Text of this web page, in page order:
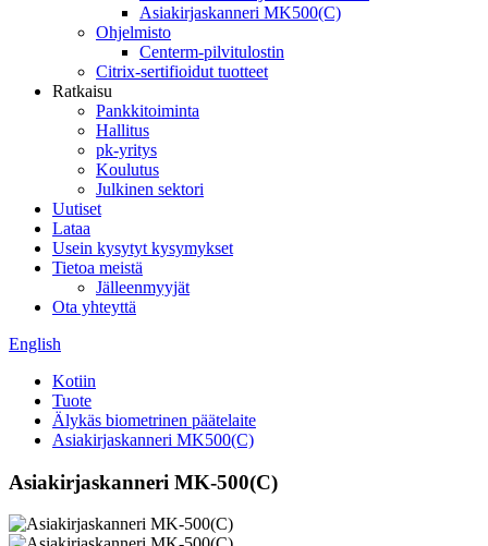
Asiakirjaskanneri MK500(C)
Ohjelmisto
Centerm-pilvitulostin
Citrix-sertifioidut tuotteet
Ratkaisu
Pankkitoiminta
Hallitus
pk-yritys
Koulutus
Julkinen sektori
Uutiset
Lataa
Usein kysytyt kysymykset
Tietoa meistä
Jälleenmyyjät
Ota yhteyttä
English
Kotiin
Tuote
Älykäs biometrinen päätelaite
Asiakirjaskanneri MK500(C)
Asiakirjaskanneri MK-500(C)